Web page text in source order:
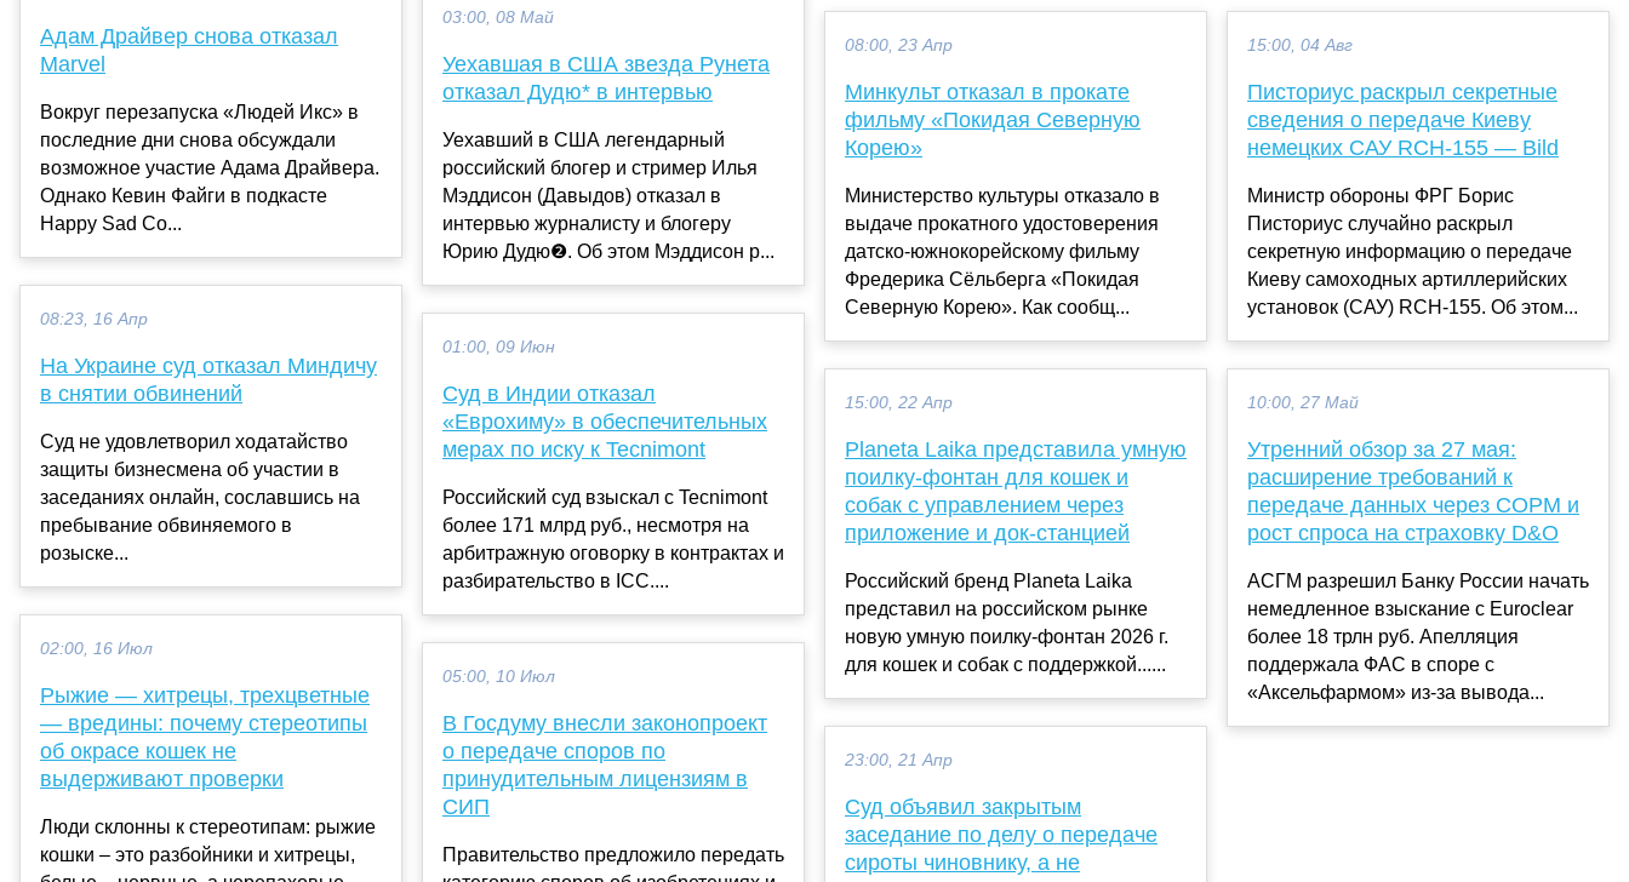
Адам Драйвер снова отказал
Marvel
Вокруг перезапуска «Людей Икс» в
последние дни снова обсуждали
возможное участие Адама Драйвера.
Однако Кевин Файги в подкасте
Happy Sad Co...
08:23, 16 Апр
На Украине суд отказал Миндичу
в снятии обвинений
Суд не удовлетворил ходатайство
защиты бизнесмена об участии в
заседаниях онлайн, сославшись на
пребывание обвиняемого в
розыске...
02:00, 16 Июл
Рыжие — хитрецы, трехцветные
— вредины: почему стереотипы
об окрасе кошек не
выдерживают проверки
Люди склонны к стереотипам: рыжие
кошки – это разбойники и хитрецы,
03:00, 08 Май
Уехавшая в США звезда Рунета
отказал Дудю* в интервью
Уехавший в США легендарный
российский блогер и стример Илья
Мэддисон (Давыдов) отказал в
интервью журналисту и блогеру
Юрию Дудю❷. Об этом Мэддисон р...
01:00, 09 Июн
Суд в Индии отказал
«Еврохиму» в обеспечительных
мерах по иску к Tecnimont
Российский суд взыскал с Tecnimont
более 171 млрд руб., несмотря на
арбитражную оговорку в контрактах и
разбирательство в ICC....
05:00, 10 Июл
В Госдуму внесли законопроект
о передаче споров по
принудительным лицензиям в
СИП
Правительство предложило передать
08:00, 23 Апр
Минкульт отказал в прокате
фильму «Покидая Северную
Корею»
Министерство культуры отказало в
выдаче прокатного удостоверения
датско-южнокорейскому фильму
Фредерика Сёльберга «Покидая
Северную Корею». Как сообщ...
15:00, 22 Апр
Planeta Laika представила умную
поилку-фонтан для кошек и
собак с управлением через
приложение и док-станцией
Российский бренд Planeta Laika
представил на российском рынке
новую умную поилку-фонтан 2026 г.
для кошек и собак с поддержкой......
23:00, 21 Апр
Суд объявил закрытым
заседание по делу о передаче
сироты чиновнику, а не
15:00, 04 Авг
Писториус раскрыл секретные
сведения о передаче Киеву
немецких САУ RCH-155 — Bild
Министр обороны ФРГ Борис
Писториус случайно раскрыл
секретную информацию о передаче
Киеву самоходных артиллерийских
установок (САУ) RCH-155. Об этом...
10:00, 27 Май
Утренний обзор за 27 мая:
расширение требований к
передаче данных через СОРМ и
рост спроса на страховку D&O
АСГМ разрешил Банку России начать
немедленное взыскание с Euroclear
более 18 трлн руб. Апелляция
поддержала ФАС в споре с
«Аксельфармом» из-за вывода...